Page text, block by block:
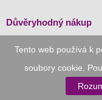
Tento web používá k
soubory cookie.
Důvěryhodný nákup
Naše